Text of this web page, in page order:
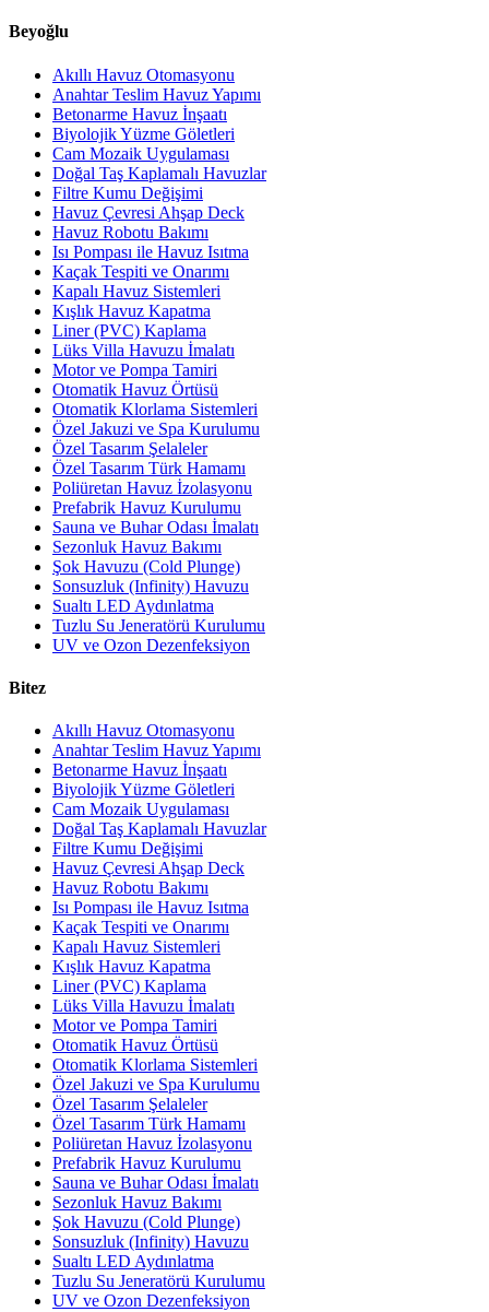
Beyoğlu
Akıllı Havuz Otomasyonu
Anahtar Teslim Havuz Yapımı
Betonarme Havuz İnşaatı
Biyolojik Yüzme Göletleri
Cam Mozaik Uygulaması
Doğal Taş Kaplamalı Havuzlar
Filtre Kumu Değişimi
Havuz Çevresi Ahşap Deck
Havuz Robotu Bakımı
Isı Pompası ile Havuz Isıtma
Kaçak Tespiti ve Onarımı
Kapalı Havuz Sistemleri
Kışlık Havuz Kapatma
Liner (PVC) Kaplama
Lüks Villa Havuzu İmalatı
Motor ve Pompa Tamiri
Otomatik Havuz Örtüsü
Otomatik Klorlama Sistemleri
Özel Jakuzi ve Spa Kurulumu
Özel Tasarım Şelaleler
Özel Tasarım Türk Hamamı
Poliüretan Havuz İzolasyonu
Prefabrik Havuz Kurulumu
Sauna ve Buhar Odası İmalatı
Sezonluk Havuz Bakımı
Şok Havuzu (Cold Plunge)
Sonsuzluk (Infinity) Havuzu
Sualtı LED Aydınlatma
Tuzlu Su Jeneratörü Kurulumu
UV ve Ozon Dezenfeksiyon
Bitez
Akıllı Havuz Otomasyonu
Anahtar Teslim Havuz Yapımı
Betonarme Havuz İnşaatı
Biyolojik Yüzme Göletleri
Cam Mozaik Uygulaması
Doğal Taş Kaplamalı Havuzlar
Filtre Kumu Değişimi
Havuz Çevresi Ahşap Deck
Havuz Robotu Bakımı
Isı Pompası ile Havuz Isıtma
Kaçak Tespiti ve Onarımı
Kapalı Havuz Sistemleri
Kışlık Havuz Kapatma
Liner (PVC) Kaplama
Lüks Villa Havuzu İmalatı
Motor ve Pompa Tamiri
Otomatik Havuz Örtüsü
Otomatik Klorlama Sistemleri
Özel Jakuzi ve Spa Kurulumu
Özel Tasarım Şelaleler
Özel Tasarım Türk Hamamı
Poliüretan Havuz İzolasyonu
Prefabrik Havuz Kurulumu
Sauna ve Buhar Odası İmalatı
Sezonluk Havuz Bakımı
Şok Havuzu (Cold Plunge)
Sonsuzluk (Infinity) Havuzu
Sualtı LED Aydınlatma
Tuzlu Su Jeneratörü Kurulumu
UV ve Ozon Dezenfeksiyon